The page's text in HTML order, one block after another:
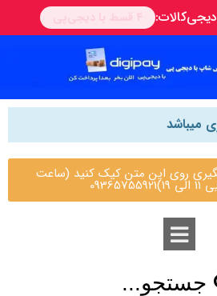
روی این متن کیک کنید (ساعت
جستجو...